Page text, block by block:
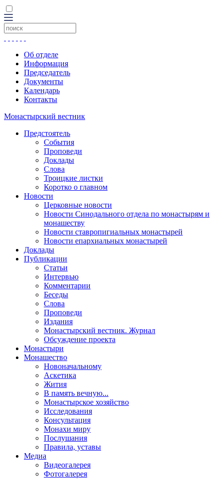
Об отделе
Информация
Председатель
Документы
Календарь
Контакты
Монастырский вестник
Предстоятель
События
Проповеди
Доклады
Слова
Троицкие листки
Коротко о главном
Новости
Церковные новости
Новости Синодального отдела по монастырям и
монашеству
Новости ставропигиальных монастырей
Новости епархиальных монастырей
Доклады
Публикации
Статьи
Интервью
Комментарии
Беседы
Слова
Проповеди
Издания
Монастырский вестник. Журнал
Обсуждение проекта
Монастыри
Монашество
Новоначальному
Аскетика
Жития
В память вечную...
Монастырское хозяйство
Исследования
Консультация
Монахи миру
Послушания
Правила, уставы
Медиа
Видеогалерея
Фотогалерея